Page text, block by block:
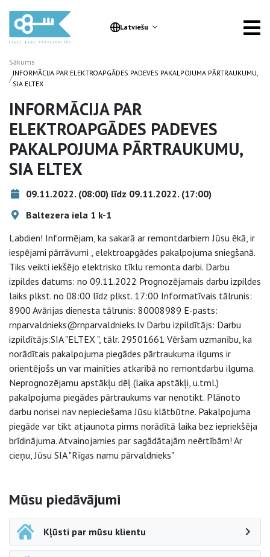
Latviešu
Sākums
/INFORMĀCIJA PAR ELEKTROAPGĀDES PADEVES PAKALPOJUMA PĀRTRAUKUMU,
SIA ELTEX
INFORMĀCIJA PAR
ELEKTROAPGĀDES PADEVES
PAKALPOJUMA PĀRTRAUKUMU,
SIA ELTEX
09.11.2022. (08:00) līdz 09.11.2022. (17:00)
Baltezera iela 1 k-1
Labdien! Informējam, ka sakarā ar remontdarbiem Jūsu ēkā, ir
iespējami pārrāvumi , elektroapgādes pakalpojuma sniegšanā.
Tiks veikti iekšējo elektrisko tīklu remonta darbi. Darbu
izpildes datums: no 09.11.2022 Prognozējamais darbu izpildes
laiks plkst. no 08:00 līdz plkst. 17:00 Informatīvais tālrunis:
8900 Avārijas dienesta tālrunis: 80008989 E-pasts:
rnparvaldnieks@rnparvaldnieks.lv Darbu izpildītājs: Darbu
izpildītājs:SIA "ELTEX ", tālr. 29501661 Vēršam uzmanību, ka
norādītais pakalpojuma piegādes pārtraukuma ilgums ir
orientējošs un var mainīties atkarībā no remontdarbu ilguma.
Neprognozējamu apstākļu dēļ (laika apstākļi, u.tml.)
pakalpojuma piegādes pārtraukums var nenotikt. Plānoto
darbu norisei nav nepieciešama Jūsu klātbūtne. Pakalpojuma
piegāde var tikt atjaunota pirms norādītā laika bez iepriekšēja
brīdinājuma. Atvainojamies par sagādātajām neērtībām! Ar
cieņu, Jūsu SIA "Rīgas namu pārvaldnieks"
Sāna navigācija
Mūsu piedāvājumi
Kļūsti par mūsu klientu